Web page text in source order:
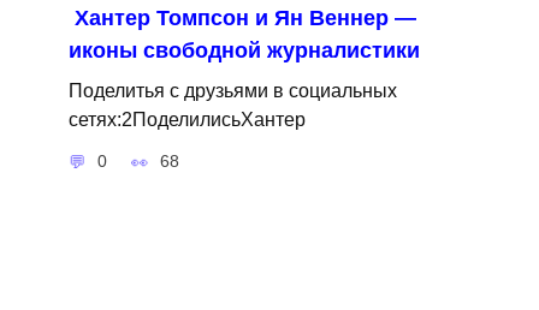
Хантер Томпсон и Ян Веннер —
иконы свободной журналистики
Поделитья с друзьями в социальных
сетях:2ПоделилисьХантер
0 68